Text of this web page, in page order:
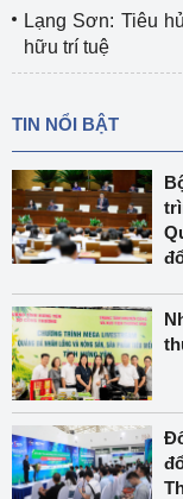
Lạng Sơn: Tiêu
hữu trí tuệ
TIN NỔI BẬT